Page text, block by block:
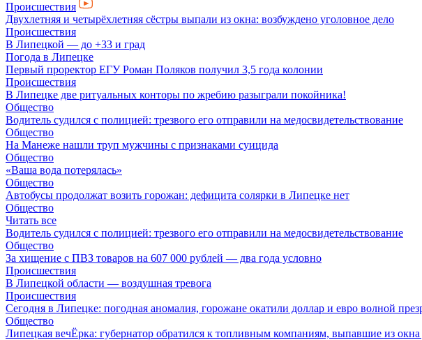
Происшествия
Двухлетняя и четырёхлетняя сёстры выпали из окна: возбуждено уголовное дело
Происшествия
В Липецкой — до +33 и град
Погода в Липецке
Первый проректор ЕГУ Роман Поляков получил 3,5 года колонии
Происшествия
В Липецке две ритуальных конторы по жребию разыграли покойника!
Общество
Водитель судился с полицией: трезвого его отправили на медосвидетельствование
Общество
На Манеже нашли труп мужчины с признаками суицида
Общество
«Ваша вода потерялась»
Общество
Автобусы продолжат возить горожан: дефицита солярки в Липецке нет
Общество
Читать все
Водитель судился с полицией: трезвого его отправили на медосвидетельствование
Общество
За хищение с ПВЗ товаров на 607 000 рублей — два года условно
Происшествия
В Липецкой области — воздушная тревога
Происшествия
Сегодня в Липецке: погодная аномалия, горожане окатили доллар и евро волной
Общество
Липецкая вечЁрка: губернатор обратился к топливным компаниям, выпавшие из